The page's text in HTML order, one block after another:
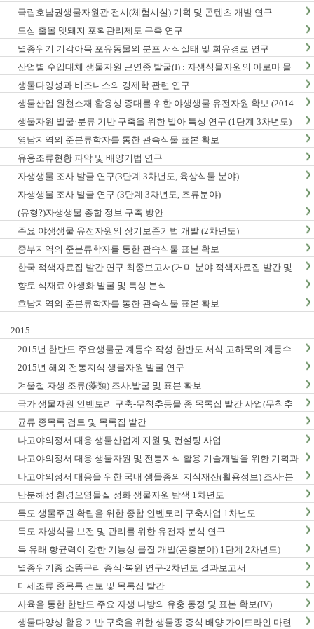
국립호남권생물자원관 전시(체험시설) 기획 및 콘텐츠 개발 연구
도심 출몰 멧돼지 포획관리제도 구축 연구
멸종위기 기각아목 포유동물의 분포 서식실태 및 회유경로 연구
산업별 수입대체 생물자원 근연종 발굴(I) : 자생식물자원의 아로마 물
질 탐색 및 발굴
생물다양성과 비즈니스의 경제학 관련 연구
생물산업 원천소재 활용성 증대를 위한 야생생물 유전자원 확보 (2014
년)
생물자원 발굴·분류 기반 구축을 위한 발아 특성 연구 (1단계 3차년도)
영남지역의 준분류학자를 통한 관속식물 표본 확보
유용조류현황 파악 및 배양기법 연구
자생생물 조사 발굴 연구(3단계 3차년도, 육상식물 분야)
자생생물 조사 발굴 연구 (3단계 3차년도, 조류분야)
(유형?)자생생물 종합 정보 구축 방안
주요 야생생물 유전자원의 장기보존기법 개발 (2차년도)
중부지역의 준분류학자를 통한 관속식물 표본 확보
한국 적색자료집 발간 연구 최종보고서(거미 분야 적색자료집 발간 및
적색목록집 영문판 개정)
향토 식재료 야생화 발굴 및 특성 분석
호남지역의 준분류학자를 통한 관속식물 표본 확보
2015
2015년 한반도 주요생물군 계통수 작성-한반도 서식 고하목의 계통수
작성 및 DNA바코드 연구 (1차년도) 최종 결과보고서
2015년 해외 전통지식 생물자원 발굴 연구
겨울철 자생 조류(藻類) 조사.발굴 및 표본 확보
국가 생물자원 인벤토리 구축-무척추동물 종 목록집 발간 사업(무척추
동물-Ⅵ,Ⅶ)
균류 종목록 검토 및 목록집 발간
나고야의정서 대응 생물산업계 지원 및 컨설팅 사업
나고야의정서 대응 생물자원 및 전통지식 활용 기술개발을 위한 기획과
제
나고야의정서 대응을 위한 국내 생물종의 지식재산(활용정보) 조사·분
석 연구(3차년도)
난분해성 환경오염물질 정화 생물자원 탐색 1차년도
독도 생물주권 확립을 위한 종합 인벤토리 구축사업 1차년도
독도 자생식물 보전 및 관리를 위한 유전자 분석 연구
독 유래 항균력이 강한 기능성 물질 개발(곤충분야) 1단계 2차년도)
멸종위기종 소똥구리 증식·복원 연구-2차년도 결과보고서
미세조류 종목록 검토 및 목록집 발간
사육을 통한 한반도 주요 자생 나방의 유충 동정 및 표본 확보(IV)
생물다양성 활용 기반 구축을 위한 생물종 증식 배양 가이드라인 마련